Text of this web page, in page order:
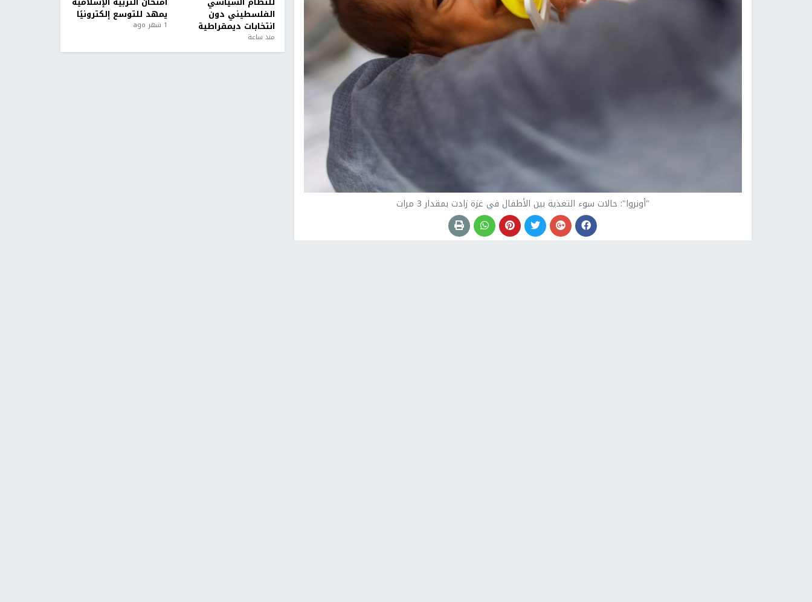
"أونروا": حالات سوء التغذية بين الأطفال في غزة زادت بمقدار 3 مرات
الفلسطيني دون
انتخابات ديمقراطية
منذ ساعة
يمهد للتوسع إلكترونيًا
1 شهر ago